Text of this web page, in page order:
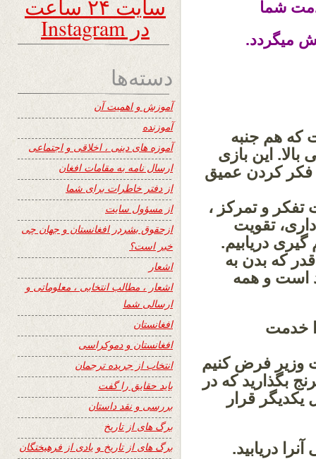
شما
که هم جنبه
این بازى
فکر کردن عمیق
و تمرکز ،
تقویت
دریابیم.
که بدن به
است و همه
خدمت
فرض کنیم
بگذارید که در
قرار
دریابید.
سایت ۲۴ ساعت
در Instagram
دسته‌ها
آموزش و اهمیت آن
آموزنده
آموزه های دینی ، اخلاقی و اجتماعی
ارسال نامه به مقامات افغان
از دفتر خاطرات برای شما
از مسؤول سایت
ازحقوق بشردر افغانستان و جهان چی
خبر است؟
اشعار
اشعار ، مطالب انتخابی ، معلوماتی و
ارسالی شما
افغانستان
افغانستان و دموکراسی
انتخاب از جریده ترجمان
باید حقایق را گفت
بررسی و نقد داستان
برگ های از تاریخ
برگ های از تاریخ و یادی از فرهیختگان